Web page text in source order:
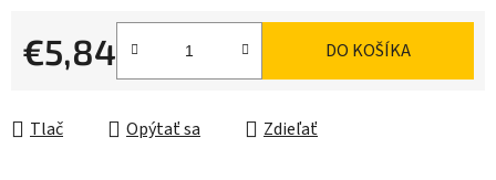
€5,84
Jednotková cena:
DO KOŠÍKA
Tlač Opýtať sa Zdieľať